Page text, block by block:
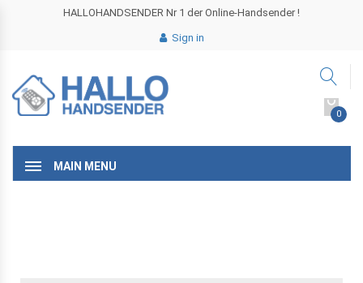
HALLOHANDSENDER Nr 1 der Online-Handsender !
Sign in
0
MAIN MENU